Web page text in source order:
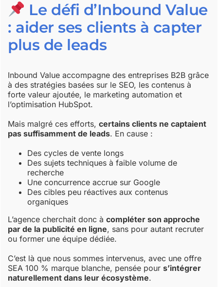
Le défi d’Inbound Value
: aider ses clients à capter
plus de leads
Inbound Value accompagne des entreprises B2B grâce
à des stratégies basées sur le SEO, les contenus à
forte valeur ajoutée, le marketing automation et
l’optimisation HubSpot.
Mais malgré ces efforts,certains clients ne captaient
pas suffisamment de leads. En cause :
Des cycles de vente longs
Des sujets techniques à faible volume de
recherche
Une concurrence accrue sur Google
Des cibles peu réactives aux contenus
organiques
L’agence cherchait donc àcompléter son approche
par de la publicité en ligne, sans pour autant recruter
ou former une équipe dédiée.
C’est là que nous sommes intervenus, avec une offre
SEA 100 % marque blanche, pensée pours’intégrer
naturellement dans leur écosystème.